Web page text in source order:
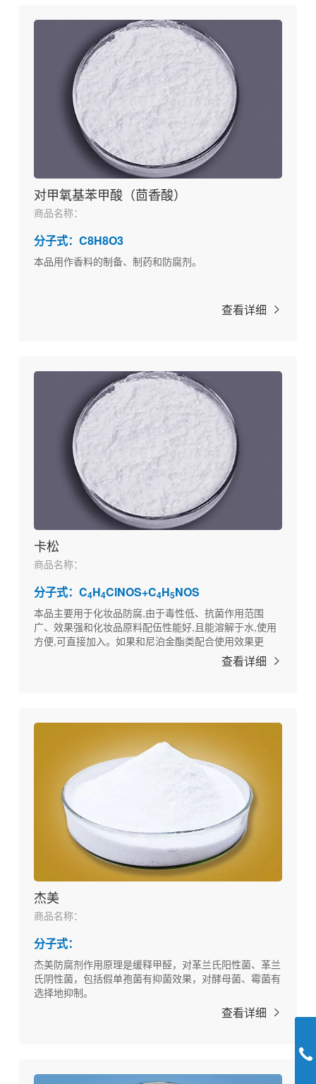
对甲氧基苯甲酸（茴香酸）
商品名称：
分子式：C8H8O3
本品用作香料的制备、制药和防腐剂。
查看详细
卡松
商品名称：
分子式：C4H4ClNOS+C4H5NOS
本品主要用于化妆品防腐,由于毒性低、抗菌作用范围
广、效果强和化妆品原料配伍性能好,且能溶解于水,使用
方便,可直接加入。如果和尼泊金酯类配合使用效果更
佳。本品还可用作造纸、冷却塔、金属切削油及油漆涂料
查看详细
杰美
商品名称：
分子式：
杰美防腐剂作用原理是缓释甲醛，对革兰氏阳性菌、革兰
氏阴性菌，包括假单孢菌有抑菌效果，对酵母菌、霉菌有
选择地抑制。
查看详细